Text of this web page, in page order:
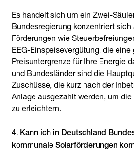
Es handelt sich um ein Zwei-
Bundesregierung konzentriert sich
Förderungen wie
EEG-Einspeisevergütung, die eine
Preisuntergrenze für Ihre Energie
und Bundesländer sind die
Zuschüsse, die kurz nach der
Anlage ausgezahlt werden, um
zu erleichtern.
4. Kann ich in Deutschland
kommunale Solarförderungen